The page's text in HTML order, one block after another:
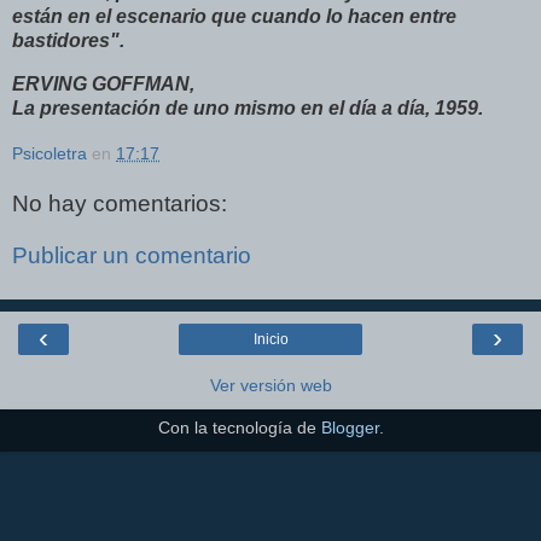
están en el escenario que cuando lo hacen entre
bastidores".
ERVING GOFFMAN,
La presentación de uno mismo en el día a día, 1959.
Psicoletra en 17:17
No hay comentarios:
Publicar un comentario
‹ ›
Inicio
Ver versión web
Con la tecnología de Blogger.